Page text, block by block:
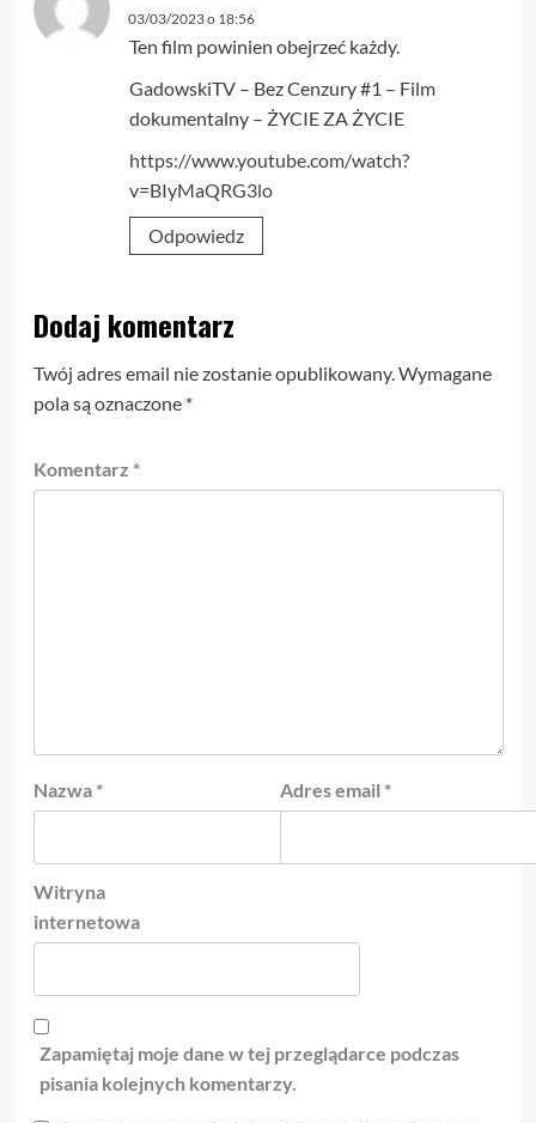
03/03/2023 o 18:56
Ten film powinien obejrzeć każdy.
GadowskiTV – Bez Cenzury #1 – Film
dokumentalny – ŻYCIE ZA ŻYCIE
https://www.youtube.com/watch?
v=BIyMaQRG3lo
Odpowiedz
Dodaj komentarz
Twój adres email nie zostanie opublikowany.Wymagane
pola są oznaczone *
Komentarz *
Nazwa * Adres email *
Witryna
internetowa
Zapamiętaj moje dane w tej przeglądarce podczas
pisania kolejnych komentarzy.